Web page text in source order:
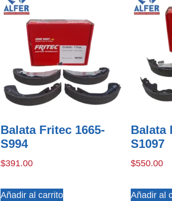
Balata Fritec 1665-
S994
$391.00
Añadir al carrito
Balata
S1097
$550.00
Añadir al